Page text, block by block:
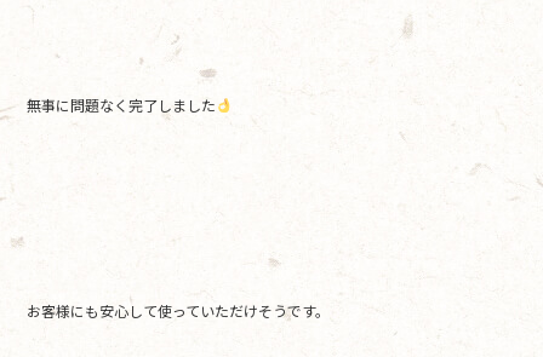
無事に問題なく完了しました
お客様にも安心して使っていただけそうです。